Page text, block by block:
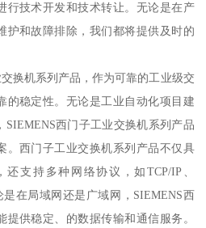
行技术开发和技术转让。无论是在产
护和故障排除，我们都将提供及时的
机系列产品，作为可靠的工业级交
的稳定性。无论是工业自动化项目建
西门子工业交换机系列产品
。西门子工业交换机系列产品不仅具
支持多种网络协议，如TCP/IP、
是在局域网还是广域网，SIEMENS西
供稳定、的数据传输和通信服务。